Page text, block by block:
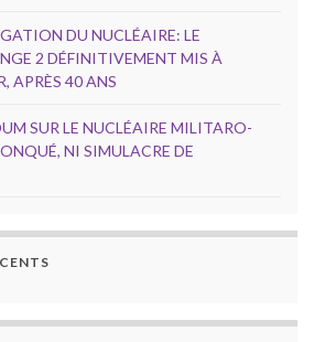
DU NUCLÉAIRE: LE
2 DÉFINITIVEMENT MIS À
APRÈS 40 ANS
SUR LE NUCLÉAIRE MILITARO-
NI SIMULACRE DE